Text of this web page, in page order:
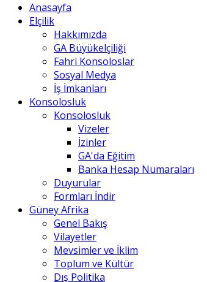
Anasayfa
Elçilik
Hakkımızda
GA Büyükelçiliği
Fahri Konsoloslar
Sosyal Medya
İş İmkanları
Konsolosluk
Konsolosluk
Vizeler
İzinler
GA'da Eğitim
Banka Hesap Numaraları
Duyurular
Formları İndir
Güney Afrika
Genel Bakış
Vilayetler
Mevsimler ve İklim
Toplum ve Kültür
Dış Politika